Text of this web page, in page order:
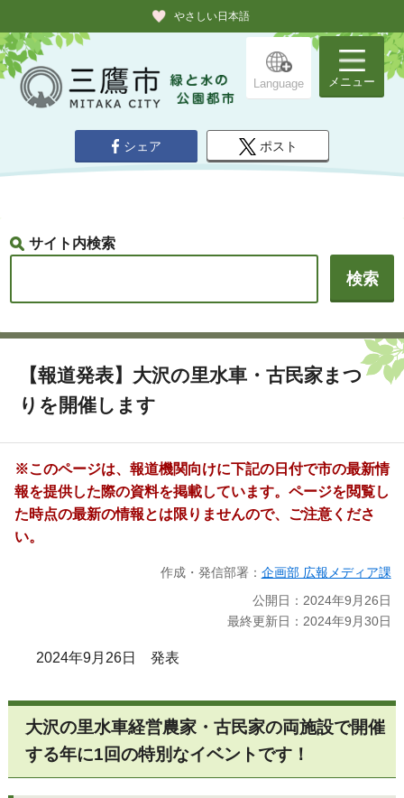
やさしい日本語
Language メニュー
シェア ポスト
サイト内検索
【報道発表】大沢の里水車・古民家まつ
りを開催します
※このページは、報道機関向けに下記の日付で市の最新情
報を提供した際の資料を掲載しています。ページを閲覧し
た時点の最新の情報とは限りませんので、ご注意くださ
い。
作成・発信部署： 企画部 広報メディア課
公開日：2024年9月26日
最終更新日：2024年9月30日
2024年9月26日 発表
大沢の里水車経営農家・古民家の両施設で開催
する年に1回の特別なイベントです！